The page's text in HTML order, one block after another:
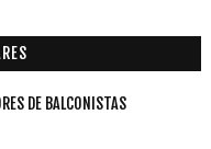
DE BALCONISTAS